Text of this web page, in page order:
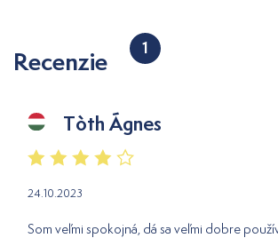
Recenzie 1
Tòth Ágnes
24.10.2023
Som veľmi spokojná, dá sa veľmi dobre